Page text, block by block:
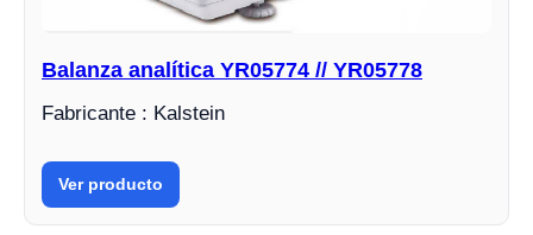
Balanza analítica YR05774 // YR05778
Fabricante : Kalstein
Ver producto